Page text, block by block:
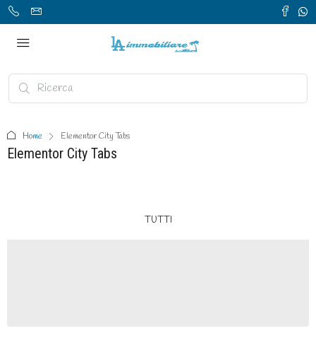
Home Elementor City Tabs
Elementor City Tabs
TUTTI